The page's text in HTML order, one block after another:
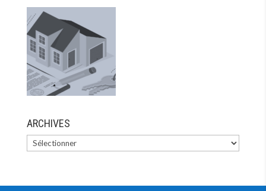
ARCHIVES